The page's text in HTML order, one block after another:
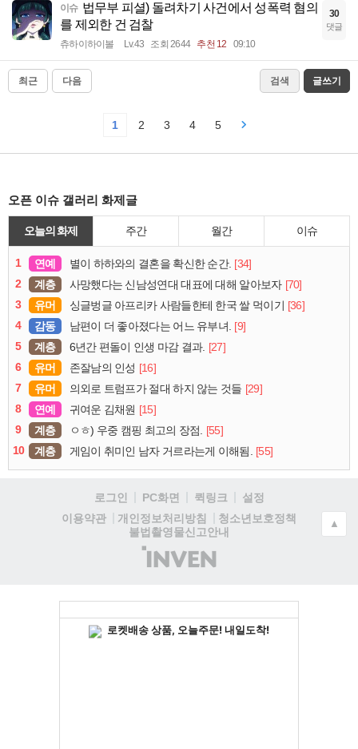
이슈 법무부 피셜) 돌려차기 사건에서 성폭력 혐의
를 제외한 건 검찰
츄하이하이볼 Lv.43 조회 2644 추천 12 09:10
30
댓글
최근 다음 검색 글쓰기
1 2 3 4 5
오픈 이슈 갤러리 화제글
오늘의 화제 주간 월간 이슈
1 연예 별이 하하와의 결혼을 확신한 순간. [34]
2
계층 사망했다는 신남성연대 대표에 대해 알아보자 [70]
3
유머 싱글벙글 아프리카 사람들한테 한국 쌀 먹이기 [36]
4
감동 남편이 더 좋아졌다는 어느 유부녀. [9]
5
계층 6년간 편돌이 인생 마감 결과. [27]
6
유머 존잘남의 인성 [16]
7
유머 의외로 트럼프가 절대 하지 않는 것들 [29]
8
연예 귀여운 김채원 [15]
9
계층 ㅇㅎ) 우중 캠핑 최고의 장점. [55]
10
계층 게임이 취미인 남자 거르라는게 이해됨. [55]
로그인 PC화면 퀵링크
설정
이용약관
개인정보처리방침
청소년보호정책
불법촬영물신고안내
(주)
인
▲